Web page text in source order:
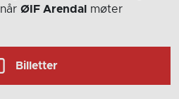
ØIF Arendal
møter
Billetter